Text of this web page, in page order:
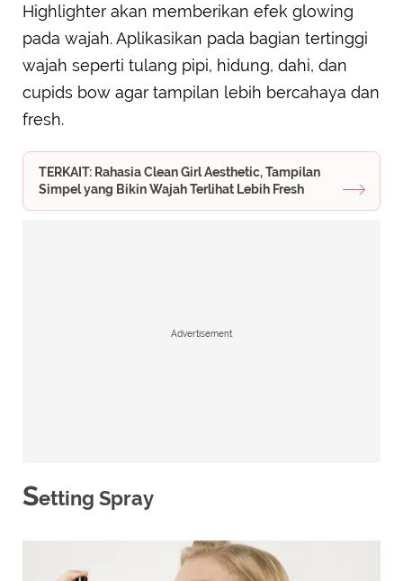
Highlighter akan memberikan efek glowing
pada wajah. Aplikasikan pada bagian tertinggi
wajah seperti tulang pipi, hidung, dahi, dan
cupids bow agar tampilan lebih bercahaya dan
fresh.
TERKAIT: Rahasia Clean Girl Aesthetic, Tampilan
Simpel yang Bikin Wajah Terlihat Lebih Fresh
Advertisement
Setting Spray